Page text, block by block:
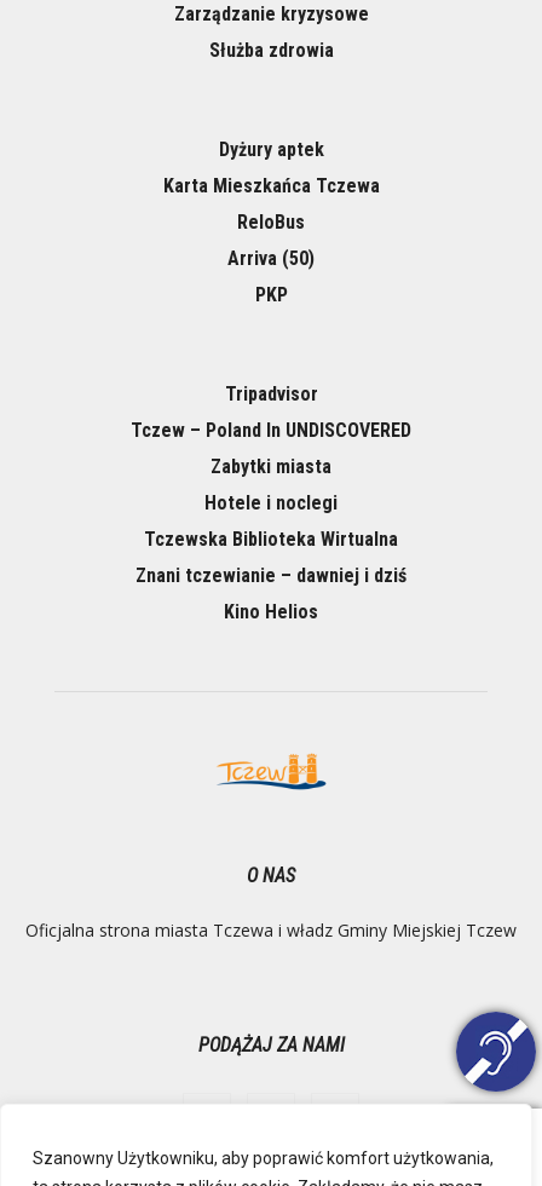
Szanowny Użytkowniku, aby poprawić komfort użytkowania,
Zarządzanie kryzysowe
Służba zdrowia
Dyżury aptek
Karta Mieszkańca Tczewa
ReloBus
Arriva (50)
PKP
Tripadvisor
Tczew – Poland In UNDISCOVERED
Zabytki miasta
Hotele i noclegi
Tczewska Biblioteka Wirtualna
Znani tczewianie – dawniej i dziś
Kino Helios
O NAS
Oficjalna strona miasta Tczewa i władz Gminy Miejskiej Tczew
PODĄŻAJ ZA NAMI